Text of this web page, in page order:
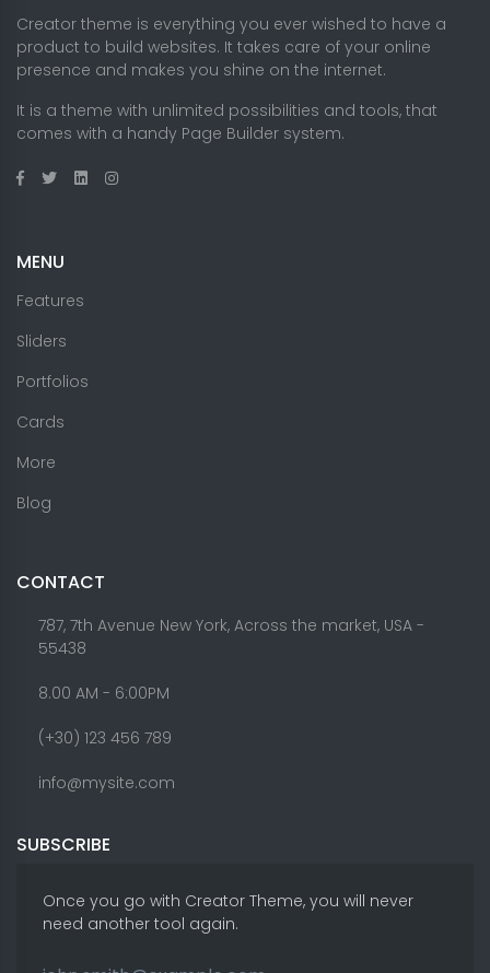
Creator theme is everything you ever wished to have a
product to build websites. It takes care of your online
presence and makes you shine on the internet.
It is a theme with unlimited possibilities and tools, that
comes with a handy Page Builder system.
MENU
Features
Sliders
Portfolios
Cards
More
Blog
CONTACT
787, 7th Avenue New York, Across the market, USA -
55438
8.00 AM - 6:00PM
(+30) 123 456 789
info@mysite.com
SUBSCRIBE
Once you go with Creator Theme, you will never
need another tool again.